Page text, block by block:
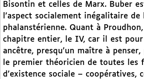
Bisontin et celles de Marx. Buber
l’aspect socialement inégalitaire de
phalanstérienne. Quant à
chapitre entier, le IV, car il est
ancêtre, presqu’un maître à
le premier théoricien de toutes les
d’existence sociale – coopératives,